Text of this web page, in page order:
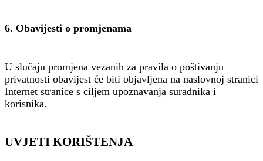
6. Obavijesti o promjenama
U slučaju promjena vezanih za pravila o poštivanju
privatnosti obavijest će biti objavljena na naslovnoj stranici
Internet stranice s ciljem upoznavanja suradnika i
korisnika.
UVJETI KORIŠTENJA